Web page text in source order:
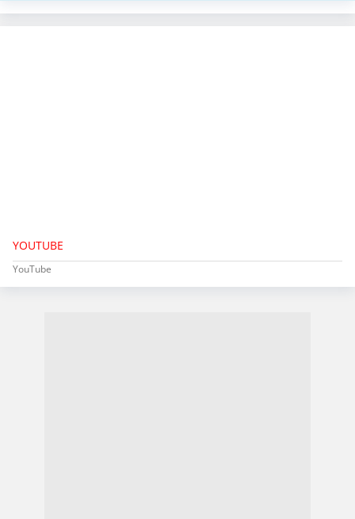
YOUTUBE
YouTube